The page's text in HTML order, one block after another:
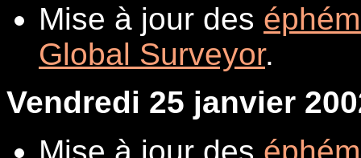
Mise à jour des
Global Surveyor.
Vendredi 25 janvier
Mise à jour des